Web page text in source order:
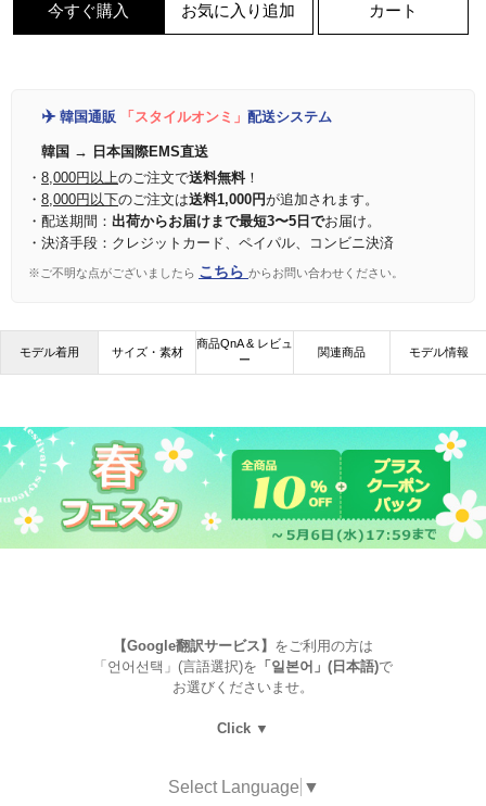
今すぐ購入 お気に入り追加 カート
✈️ 韓国通販 「スタイルオンミ」 配送システム
韓国 → 日本国際EMS直送
・ 8,000円以上のご注文で送料無料！
・ 8,000円以下のご注文は送料1,000円が追加されます。
・配送期間： 出荷からお届けまで最短3〜5日でお届け。
・決済手段：クレジットカード、ペイパル、コンビニ決済
※ご不明な点がございましたら こちら からお問い合わせください。
モデル着用 サイズ・素材
商品QnA & レビュ
ー
関連商品 モデル情報
【Google翻訳サービス】 をご利用の方は
「언어선택」(言語選択)を 「일본어」(日本語)で
お選びくださいませ。
Click ▼
Select Language ▼